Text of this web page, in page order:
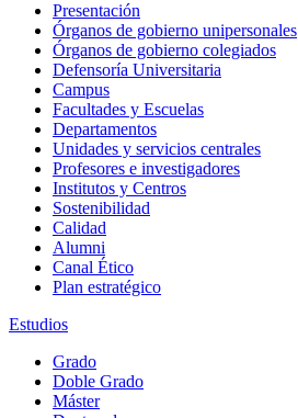
Presentación
Órganos de gobierno unipersonales
Órganos de gobierno colegiados
Defensoría Universitaria
Campus
Facultades y Escuelas
Departamentos
Unidades y servicios centrales
Profesores e investigadores
Institutos y Centros
Sostenibilidad
Calidad
Alumni
Canal Ético
Plan estratégico
Estudios
Grado
Doble Grado
Máster